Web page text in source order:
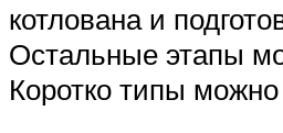
котлована и
Остальные этапы
Коротко типы можно